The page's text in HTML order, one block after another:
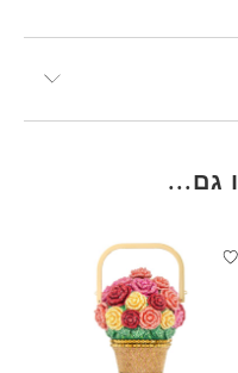
גם...